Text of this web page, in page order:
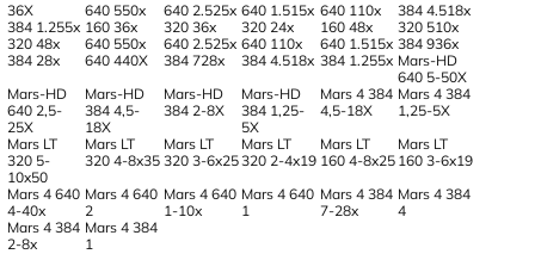
36X 640 550x 640 2.525x 640 1.515x 640 110x
384 4.518x
384 1.255х 160 36x 320 36x 320 24x 160 48x
320 510x
320 48x
640 550x 640 2.525x 640 110x 640 1.515x 384 936x
384 28x
640 440X 384 728x 384 4.518x 384 1.255x Mars-HD
640 5-50X
Mars-HD
640 2,5-
25X
Mars-HD
384 4,5-
18X
Mars-HD
384 2-8X
Mars-HD
384 1,25-
5X
Mars 4 384
4,5-18X
Mars 4 384
1,25-5X
Mars LT
320 5-
10x50
Mars LT
320 4-8x35
Mars LT
320 3-6x25
Mars LT
320 2-4x19
Mars LT
160 4-8x25
Mars LT
160 3-6x19
Mars 4 640
4-40х
Mars 4 640
2
Mars 4 640
1-10х
Mars 4 640
1
Mars 4 384
7-28x
Mars 4 384
4
Mars 4 384
2-8x
Mars 4 384
1